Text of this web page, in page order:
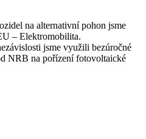
na alternativní pohon jsme
– Elektromobilita.
jsme využili bezúročné
NRB na pořízení fotovoltaické